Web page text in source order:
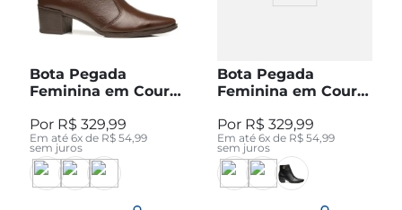
Bota Pegada
Feminina em Couro
280512-04
R$ 329,99
Em até 6x de R$ 54,99
sem juros
Bota Pegada
Feminina em Couro
280512-05
R$ 329,99
Em até 6x de R$ 54,99
sem juros